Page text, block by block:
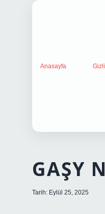
Anasayfa
GAŞY
Tarih: Eylül 25, 2025